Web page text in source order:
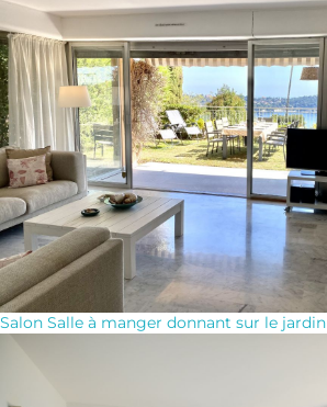
Salon Salle à manger donnant sur le jardin